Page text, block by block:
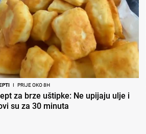
I PRIJE OKO 8H
za brze uštipke: Ne upijaju ulje i
su za 30 minuta